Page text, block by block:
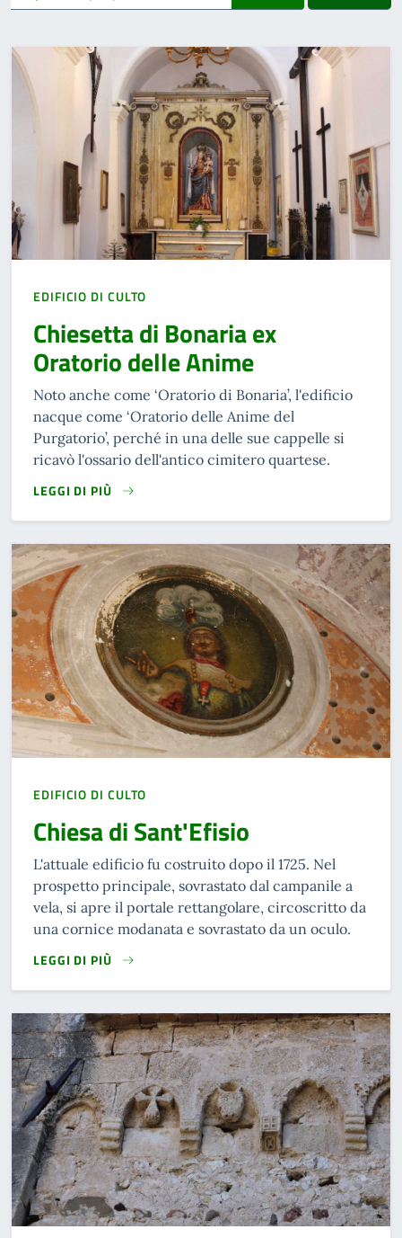
EDIFICIO DI CULTO
Chiesetta di Bonaria ex
Oratorio delle Anime
Noto anche come ‘Oratorio di Bonaria’, l'edificio
nacque come ‘Oratorio delle Anime del
Purgatorio’, perché in una delle sue cappelle si
ricavò l'ossario dell'antico cimitero quartese.
LEGGI DI PIÙ
READ MORE
EDIFICIO DI CULTO
Chiesa di Sant'Efisio
L'attuale edificio fu costruito dopo il 1725. Nel
prospetto principale, sovrastato dal campanile a
vela, si apre il portale rettangolare, circoscritto da
una cornice modanata e sovrastato da un oculo.
LEGGI DI PIÙ
READ MORE